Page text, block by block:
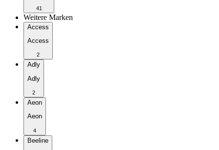
41
Weitere Marken
Access
Access
2
Adly
Adly
2
Aeon
Aeon
4
Beeline